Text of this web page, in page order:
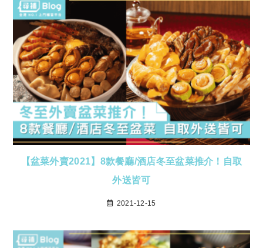
【盆菜外賣2021】8款餐廳/酒店冬至盆菜推介！自取
外送皆可
2021-12-15